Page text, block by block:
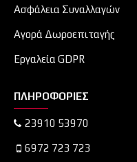
Ασφάλεια Συναλλαγών
Αγορά Δωροεπιταγής
Εργαλεία GDPR
ΠΛΗΡΟΦΟΡΊΕΣ
23910 53970
6972 723 723